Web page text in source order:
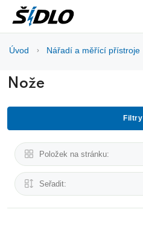
Úvod Nářadí a měřící přístroje
Nože
Filtry
Položek na stránku:
Seřadit: